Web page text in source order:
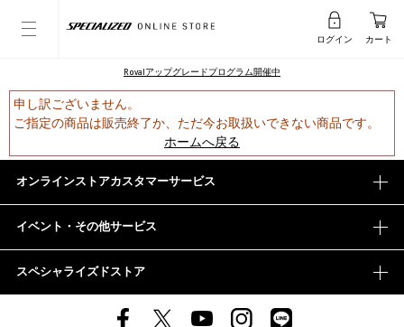
ログイン カート
Rovalアップグレードプログラム開催中
申し訳ございません。
ご指定の商品は販売終了か、ただ今お取扱いできない商品です。
ホームへ戻る
オンラインストアカスタマーサービス
イベント・その他サービス
スペシャライズドストア